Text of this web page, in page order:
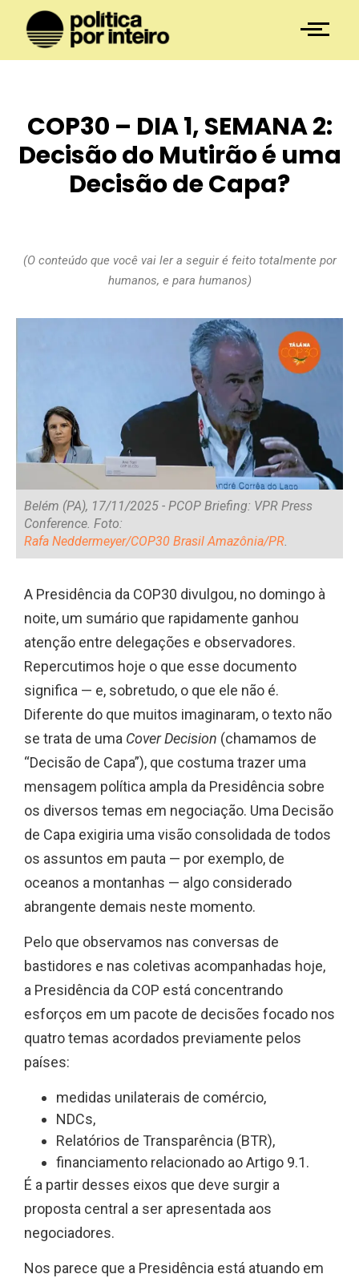
COP30 – DIA 1, SEMANA 2:
Decisão do Mutirão é uma
Decisão de Capa?
(O conteúdo que você vai ler a seguir é feito totalmente por
humanos, e para humanos)
Belém (PA), 17/11/2025 - PCOP Briefing: VPR Press
Conference. Foto:
Rafa Neddermeyer/COP30 Brasil Amazônia/PR.
A Presidência da COP30 divulgou, no domingo à
noite, um sumário que rapidamente ganhou
atenção entre delegações e observadores.
Repercutimos hoje o que esse documento
significa — e, sobretudo, o que ele não é.
Diferente do que muitos imaginaram, o texto não
se trata de uma Cover Decision (chamamos de
“Decisão de Capa”), que costuma trazer uma
mensagem política ampla da Presidência sobre
os diversos temas em negociação. Uma Decisão
de Capa exigiria uma visão consolidada de todos
os assuntos em pauta — por exemplo, de
oceanos a montanhas — algo considerado
abrangente demais neste momento.
Pelo que observamos nas conversas de
bastidores e nas coletivas acompanhadas hoje,
a Presidência da COP está concentrando
esforços em um pacote de decisões focado nos
quatro temas acordados previamente pelos
países:
medidas unilaterais de comércio,
NDCs,
Relatórios de Transparência (BTR),
financiamento relacionado ao Artigo 9.1.
É a partir desses eixos que deve surgir a
proposta central a ser apresentada aos
negociadores.
Nos parece que a Presidência está atuando em